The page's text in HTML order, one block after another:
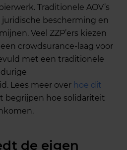
Traditionele AOV’s
bescherming en
Veel ZZP’ers kiezen
crowdsurance-laag voor
met een traditionele
Lees meer over hoe dit
begrijpen hoe solidariteit
de eigen